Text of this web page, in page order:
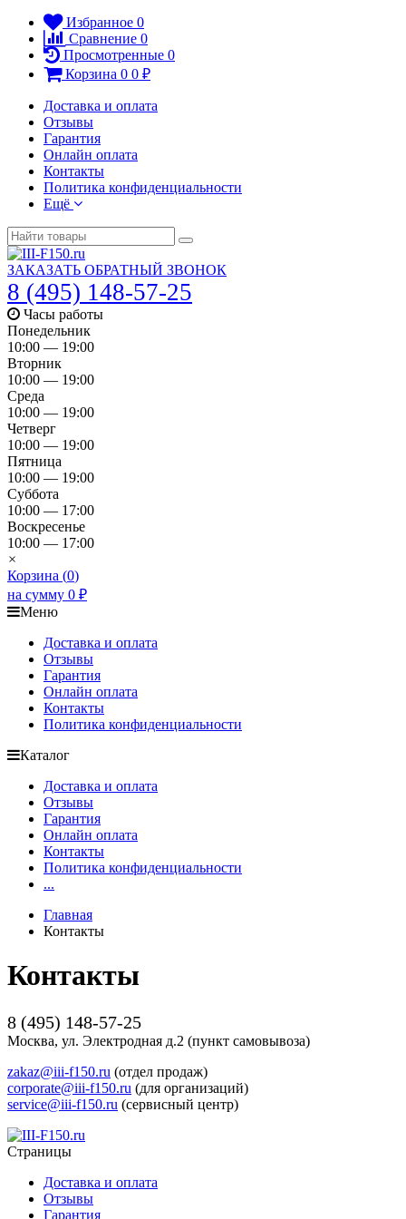
Избранное 0
Сравнение 0
Просмотренные 0
Корзина 0 0 ₽
Доставка и оплата
Отзывы
Гарантия
Онлайн оплата
Контакты
Политика конфиденциальности
Ещё
ЗАКАЗАТЬ ОБРАТНЫЙ ЗВОНОК
8 (495) 148-57-25
Часы работы
Понедельник
10:00 — 19:00
Вторник
10:00 — 19:00
Среда
10:00 — 19:00
Четверг
10:00 — 19:00
Пятница
10:00 — 19:00
Суббота
10:00 — 17:00
Воскресенье
10:00 — 17:00
×
Корзина (0)
на сумму 0 ₽
Меню
Доставка и оплата
Отзывы
Гарантия
Онлайн оплата
Контакты
Политика конфиденциальности
Каталог
Доставка и оплата
Отзывы
Гарантия
Онлайн оплата
Контакты
Политика конфиденциальности
...
Главная
Контакты
Контакты
8 (495) 148-57-25
Москва, ул. Электродная д.2 (пункт самовывоза)
zakaz@iii-f150.ru (отдел продаж)
corporate@iii-f150.ru (для организаций)
service@iii-f150.ru (сервисный центр)
Страницы
Доставка и оплата
Отзывы
Гарантия